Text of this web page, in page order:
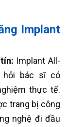
Implant
Implant All-
hỏi bác sĩ có
thực tế.
trang bị công
nghệ đi đầu